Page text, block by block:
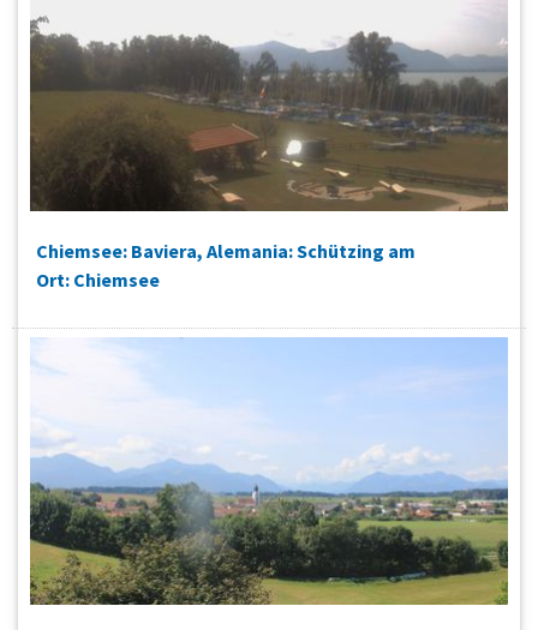
Chiemsee: Baviera, Alemania: Schützing am
Ort: Chiemsee